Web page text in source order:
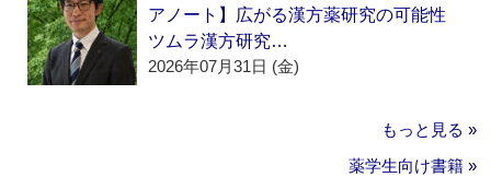
アノート】広がる漢方薬研究の可能性
ツムラ漢方研究…
2026年07月31日 (金)
もっと見る »
薬学生向け書籍 »